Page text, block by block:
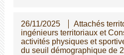
26/11/2025
Attachés
ingénieurs territoriaux et
activités physiques et
du seuil démographique de